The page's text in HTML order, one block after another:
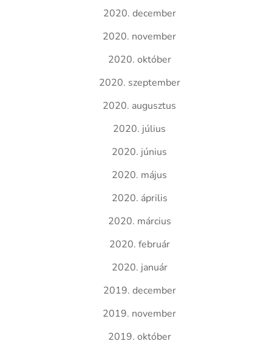
2020. december
2020. november
2020. október
2020. szeptember
2020. augusztus
2020. július
2020. június
2020. május
2020. április
2020. március
2020. február
2020. január
2019. december
2019. november
2019. október